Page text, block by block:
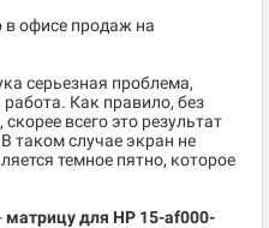
офисе продаж на
серьезная проблема,
Как правило, без
всего это результат
таком случае экран не
темное пятно, которое
матрицу для HP 15-af000-